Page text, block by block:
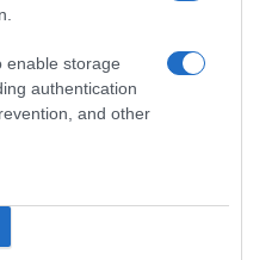
enable storage
authentication
and other
του Survivor το 2022